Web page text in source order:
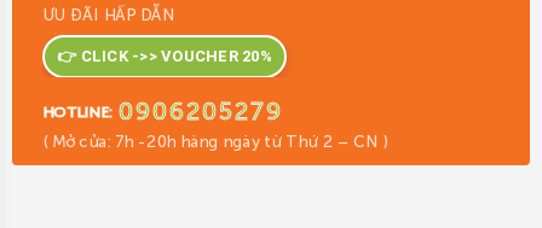
ƯU ĐÃI HẤP DẪN
👉 CLICK ->> VOUCHER 20%
HOTLINE: 0906205279
( Mở cửa: 7h -20h hàng ngày từ Thứ 2 – CN )